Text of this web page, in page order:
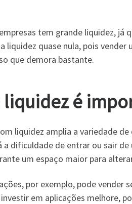
tem grande liquidez, já
liquidez quase nula, pois
que demora bastante.
liquidez é
liquidez amplia a variedade
a dificuldade de entrar ou sair
um espaço maior para
por exemplo, pode vender
em aplicações melhore,